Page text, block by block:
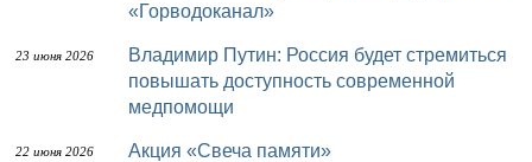
«Горводоканал»
23 июня 2026
Владимир Путин: Россия будет стремиться
повышать доступность современной
медпомощи
22 июня 2026 Акция «Свеча памяти»